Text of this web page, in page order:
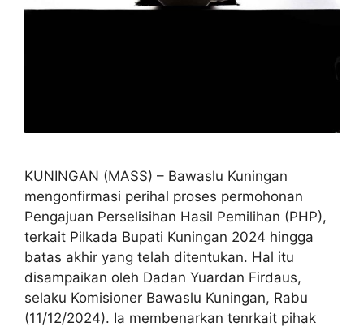
KUNINGAN (MASS) – Bawaslu Kuningan
mengonfirmasi perihal proses permohonan
Pengajuan Perselisihan Hasil Pemilihan (PHP),
terkait Pilkada Bupati Kuningan 2024 hingga
batas akhir yang telah ditentukan. Hal itu
disampaikan oleh Dadan Yuardan Firdaus,
selaku Komisioner Bawaslu Kuningan, Rabu
(11/12/2024). Ia membenarkan tenrkait pihak